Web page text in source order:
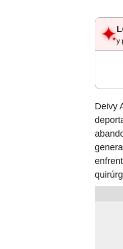
y
Deivy